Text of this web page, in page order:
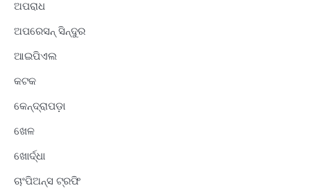
ଅପରାଧ
ଅପରେସନ୍ ସିନ୍ଦୁର
ଆଇପିଏଲ
କଟକ
କେନ୍ଦ୍ରାପଡ଼ା
ଖେଳ
ଖୋର୍ଦ୍ଧା
ଚାଂପିଅନ୍ସ ଟ୍ରଫି